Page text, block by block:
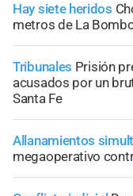
Hay siete heridos
metros de La
Tribunales Prisión
acusados por un
Santa Fe
Allanamientos
megaoperativo